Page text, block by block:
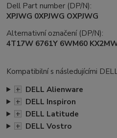
Dell Part number (DP/N):
XPJWG 0XPJWG OXPJWG
Alternativní označení (DP/N):
4T17W 6761Y 6WM60
Kompatibilní s následujícími
+ DELL Alienware
+ DELL Inspiron
+ DELL Latitude
+ DELL Vostro